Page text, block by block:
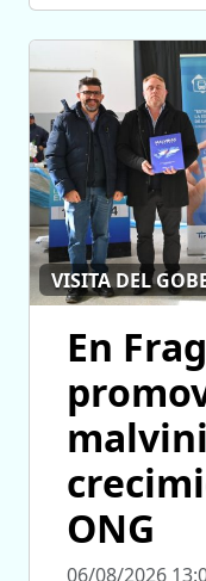
VISITA DEL
En
ONG
06/08/2026